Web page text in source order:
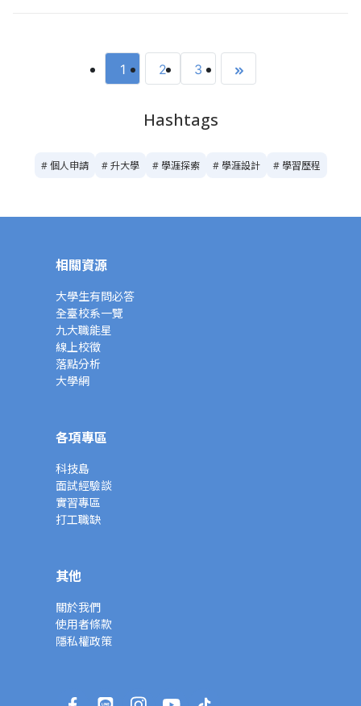
1 2 3
Hashtags
# 個人申請 # 升大學 # 學涯探索 # 學涯設計 # 學習歷程
相關資源
大學生有問必答
全臺校系一覽
九大職能星
線上校徵
落點分析
大學網
各項專區
科技島
面試經驗談
實習專區
打工職缺
其他
關於我們
使用者條款
隱私權政策